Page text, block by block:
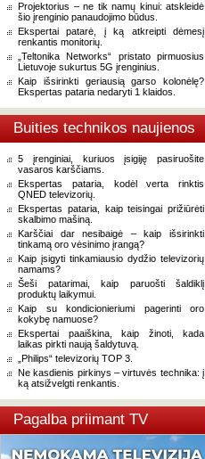
Projektorius – ne tik namų kinui: atskleidė
šio įrenginio panaudojimo būdus.
Ekspertai patarė, į ką atkreipti dėmesį
renkantis monitorių.
„Teltonika Networks“ pristato pirmuosius
Lietuvoje sukurtus 5G įrenginius.
Kaip išsirinkti geriausią garso kolonėlę?
Ekspertas pataria nedaryti 1 klaidos.
Buities technikos naujienos
5 įrenginiai, kuriuos įsigiję pasiruošite
vasaros karščiams.
Ekspertas pataria, kodėl verta rinktis
QNED televizorių.
Ekspertas pataria, kaip teisingai prižiūrėti
skalbimo mašiną.
Karščiai dar nesibaigė – kaip išsirinkti
tinkamą oro vėsinimo įrangą?
Kaip įsigyti tinkamiausio dydžio televizorių
namams?
Šeši patarimai, kaip paruošti šaldiklį
produktų laikymui.
Kaip su kondicionieriumi pagerinti oro
kokybę namuose?
Ekspertai paaiškina, kaip žinoti, kada
laikas pirkti naują šaldytuvą.
„Philips“ televizorių TOP 3.
Ne kasdienis pirkinys – virtuvės technika: į
ką atsižvelgti renkantis.
Pagalba priimant TV